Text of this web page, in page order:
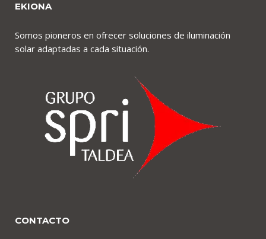
EKIONA
Somos pioneros en ofrecer soluciones de iluminación
solar adaptadas a cada situación.
CONTACTO